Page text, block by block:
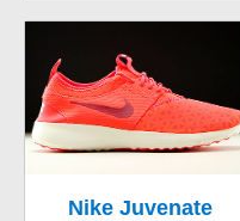
Nike Juvenate